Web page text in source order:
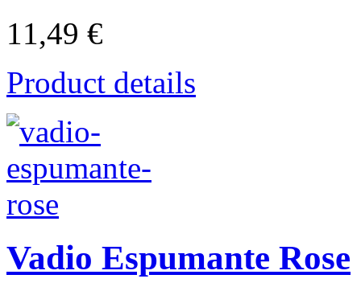
11,49 €
Product details
Vadio Espumante Rose